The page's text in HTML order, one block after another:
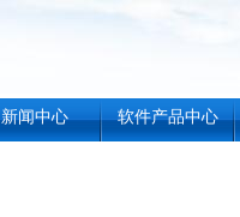
新闻中心 软件产品中心